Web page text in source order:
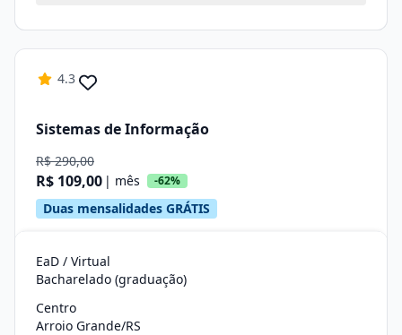
4.3
Sistemas de Informação
R$ 290,00
R$ 109,00 | mês -62%
Duas mensalidades GRÁTIS
EaD / Virtual
Bacharelado (graduação)
Centro
Arroio Grande/RS